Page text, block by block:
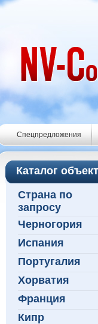
Спецпредложения
Каталог
Страна по
запросу
Черногория
Испания
Португалия
Хорватия
Франция
Кипр